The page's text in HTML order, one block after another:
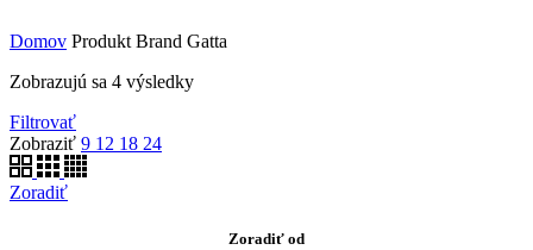
Domov Produkt Brand Gatta
Zobrazujú sa 4 výsledky
Filtrovať
Zobraziť 9 12 18 24
Zoradiť
Zoradiť od